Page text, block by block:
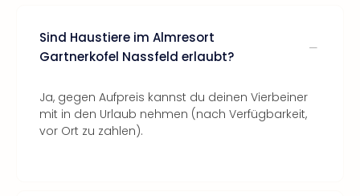
Sind Haustiere im Almresort
Gartnerkofel Nassfeld erlaubt?
Ja, gegen Aufpreis kannst du deinen Vierbeiner
mit in den Urlaub nehmen (nach Verfügbarkeit,
vor Ort zu zahlen).